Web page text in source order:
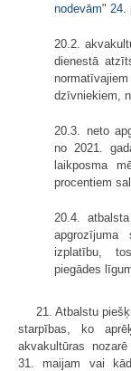
nodevām" 24.
20.2.
dienestā
dzīvniekiem,
20.3. neto
no 2021.
laikposma
procentiem
20.4.
apgrozījuma
izplatību,
piegādes
21. Atbalstu
starpības, ko
akvakultūras
31. maijam vai